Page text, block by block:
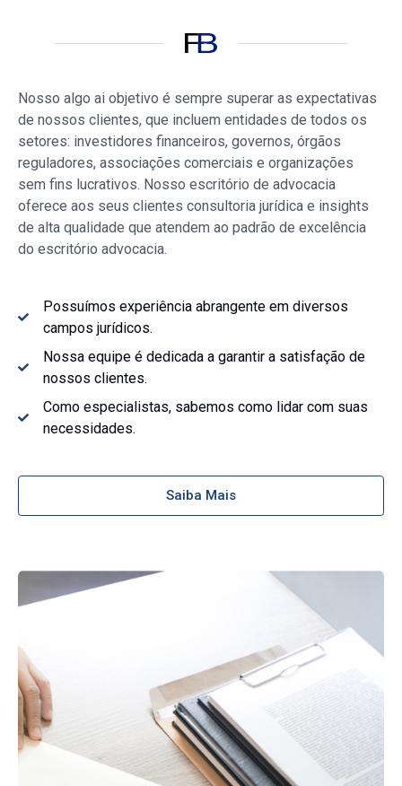
Nosso algo ai objetivo é sempre superar as expectativas
de nossos clientes, que incluem entidades de todos os
setores: investidores financeiros, governos, órgãos
reguladores, associações comerciais e organizações
sem fins lucrativos. Nosso escritório de advocacia
oferece aos seus clientes consultoria jurídica e insights
de alta qualidade que atendem ao padrão de excelência
do escritório advocacia.
Possuímos experiência abrangente em diversos
campos jurídicos.
Nossa equipe é dedicada a garantir a satisfação de
nossos clientes.
Como especialistas, sabemos como lidar com suas
necessidades.
Saiba Mais